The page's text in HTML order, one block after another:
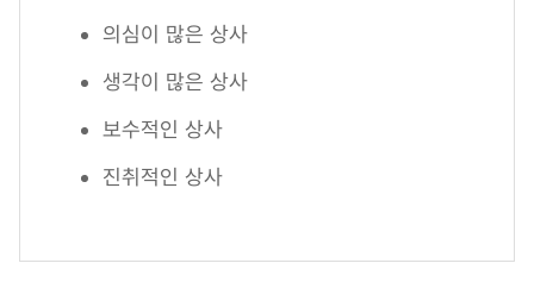
의심이 많은 상사
생각이 많은 상사
보수적인 상사
진취적인 상사